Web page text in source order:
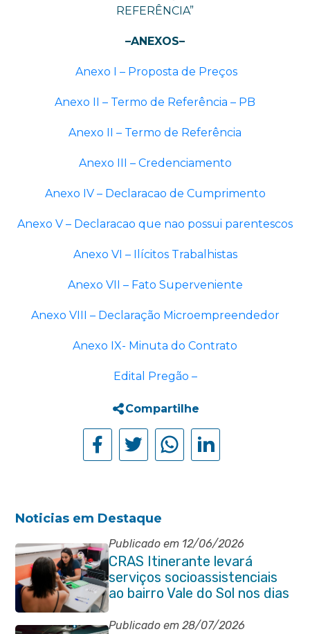
REFERÊNCIA”
–ANEXOS–
Anexo I – Proposta de Preços
Anexo II – Termo de Referência – PB
Anexo II – Termo de Referência
Anexo III – Credenciamento
Anexo IV – Declaracao de Cumprimento
Anexo V – Declaracao que nao possui parentescos
Anexo VI – Ilícitos Trabalhistas
Anexo VII – Fato Superveniente
Anexo VIII – Declaração Microempreendedor
Anexo IX- Minuta do Contrato
Edital Pregão –
Compartilhe
Noticias em Destaque
Publicado em 12/06/2026
CRAS Itinerante levará
serviços socioassistenciais
ao bairro Vale do Sol nos dias
15 e 16 de junho e Vila
Gabriela 18 de junho
Publicado em 28/07/2026